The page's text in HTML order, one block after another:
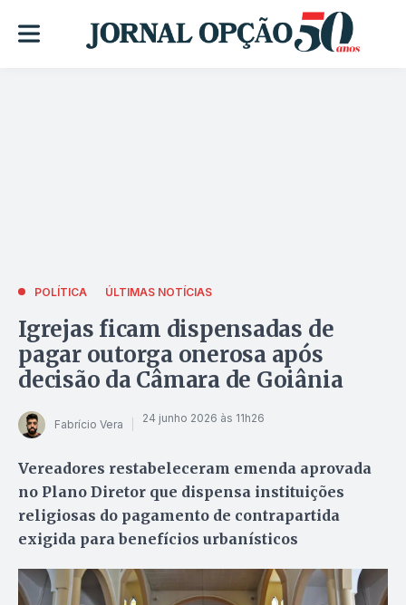
POLÍTICA ÚLTIMAS NOTÍCIAS
Igrejas ficam dispensadas de
pagar outorga onerosa após
decisão da Câmara de Goiânia
Fabrício Vera 24 junho 2026 às 11h26
Vereadores restabeleceram emenda aprovada
no Plano Diretor que dispensa instituições
religiosas do pagamento de contrapartida
exigida para benefícios urbanísticos